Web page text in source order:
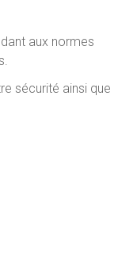
aux normes
sécurité ainsi que